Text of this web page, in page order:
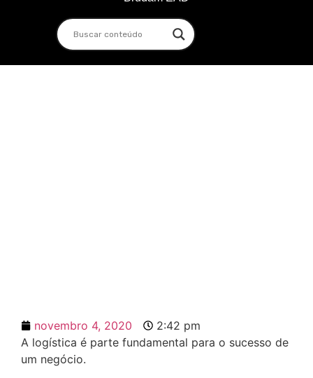
novembro 4, 2020
2:42 pm
A logística é parte fundamental para o sucesso de
um negócio.